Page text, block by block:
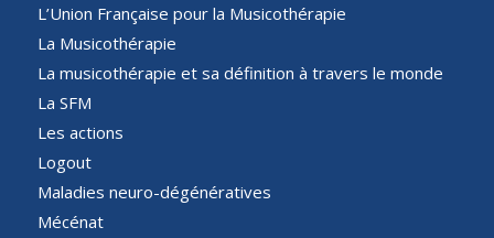
L’Union Française pour la Musicothérapie
La Musicothérapie
La musicothérapie et sa définition à travers le monde
La SFM
Les actions
Logout
Maladies neuro-dégénératives
Mécénat